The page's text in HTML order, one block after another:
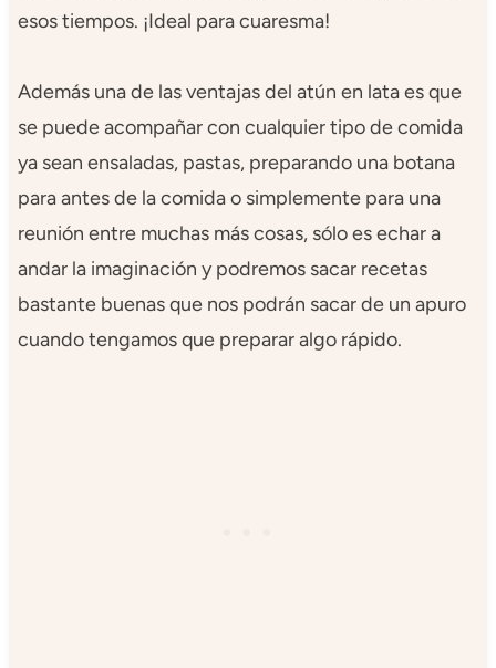
esos tiempos. ¡Ideal para cuaresma!
Además una de las ventajas del atún en lata es que
se puede acompañar con cualquier tipo de comida
ya sean ensaladas, pastas, preparando una botana
para antes de la comida o simplemente para una
reunión entre muchas más cosas, sólo es echar a
andar la imaginación y podremos sacar recetas
bastante buenas que nos podrán sacar de un apuro
cuando tengamos que preparar algo rápido.